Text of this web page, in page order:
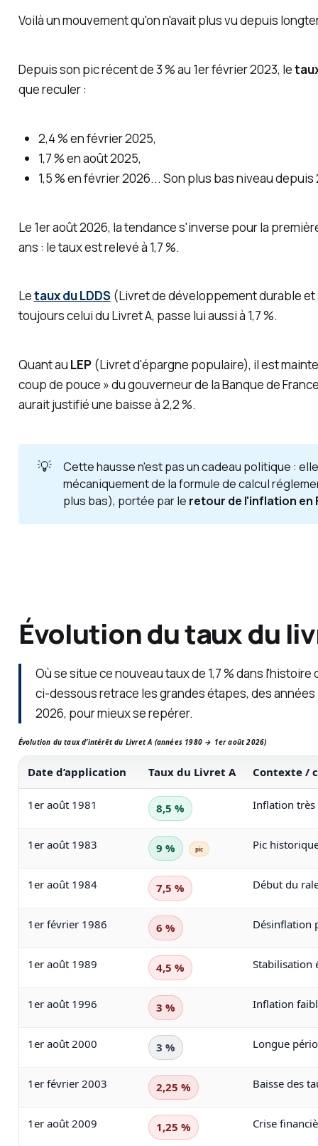
Voilà un mouvement qu'on n'avait plus vu depuis
Depuis son pic récent de 3 % au 1er février 2023, le
que reculer :
2,4 % en février 2025,
1,7 % en août 2025,
1,5 % en février 2026... Son plus bas niveau depuis
Le 1er août 2026, la tendance s'inverse pour la
ans : le taux est relevé à 1,7 %.
Letaux du LDDS(Livret de développement durable et
toujours celui du Livret A, passe lui aussi à 1,7 %.
Quant au LEP(Livret d'épargne populaire), il est
coup de pouce » du gouverneur de la Banque de
aurait justifié une baisse à 2,2 %.
💡
Cette hausse n'est pas un cadeau politique :
mécaniquement de la formule de calcul
plus bas), portée par le retour de l'inflation en
Évolution du taux du
Où se situe ce nouveau taux de 1,7 % dans l'histoire
ci-dessous retrace les grandes étapes, des années
2026, pour mieux se repérer.
Évolution du taux d’intérêt du Livret A (années 1980 → 1er août 2026)
Date d’application Taux du Livret A Contexte /
1er août 1981 8,5 % Inflation très
1er août 1983 9 % pic Pic
1er août 1984 7,5 % Début du
1er février 1986 6 % Désinflation
1er août 1989 4,5 % Stabilisation
1er août 1996 3 % Inflation
1er août 2000 3 % Longue
1er février 2003 2,25 % Baisse des
1er août 2009 1,25 % Crise